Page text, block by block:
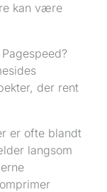
kan være
der rent
er ofte blandt
langsom